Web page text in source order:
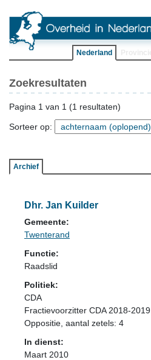
Nederland
Zoekresultaten
Pagina 1 van 1 (1 resultaten)
Sorteer op:
Archief
Dhr. Jan Kuilder
Gemeente:
Twenterand
Functie:
Raadslid
Politiek:
CDA
Fractievoorzitter CDA 2018-2019
Oppositie , aantal zetels: 4
In dienst:
Maart 2010